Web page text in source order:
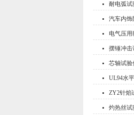
耐电弧试
汽车内饰
电气压用
摆锤冲击
芯轴试验
UL94水
ZY2针焰
灼热丝试